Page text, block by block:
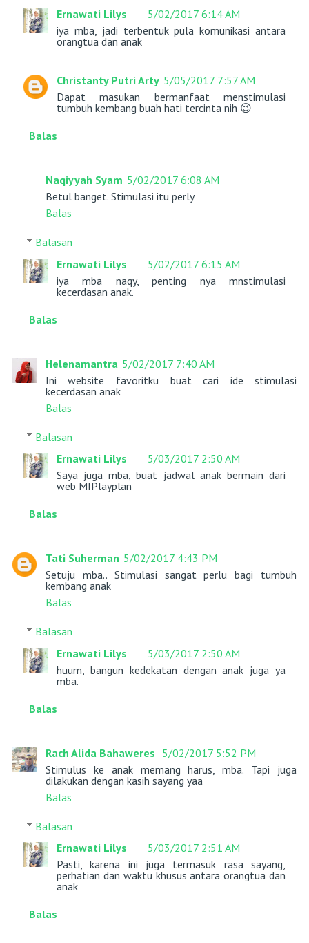
Ernawati Lilys
5/02/2017 6:14 AM
iya mba, jadi terbentuk pula komunikasi antara
orangtua dan anak
Christanty Putri Arty 5/05/2017 7:57 AM
Dapat masukan bermanfaat menstimulasi
tumbuh kembang buah hati tercinta nih 😉
Balas
Naqiyyah Syam 5/02/2017 6:08 AM
Betul banget. Stimulasi itu perly
Balas
Balasan
Ernawati Lilys
5/02/2017 6:15 AM
iya mba naqy, penting nya mnstimulasi
kecerdasan anak.
Balas
Helenamantra 5/02/2017 7:40 AM
Ini website favoritku buat cari ide stimulasi
kecerdasan anak
Balas
Balasan
Ernawati Lilys
5/03/2017 2:50 AM
Saya juga mba, buat jadwal anak bermain dari
web MIPlayplan
Balas
Tati Suherman 5/02/2017 4:43 PM
Setuju mba.. Stimulasi sangat perlu bagi tumbuh
kembang anak
Balas
Balasan
Ernawati Lilys
5/03/2017 2:50 AM
huum, bangun kedekatan dengan anak juga ya
mba.
Balas
Rach Alida Bahaweres 5/02/2017 5:52 PM
Stimulus ke anak memang harus, mba. Tapi juga
dilakukan dengan kasih sayang yaa
Balas
Balasan
Ernawati Lilys
5/03/2017 2:51 AM
Pasti, karena ini juga termasuk rasa sayang,
perhatian dan waktu khusus antara orangtua dan
anak
Balas